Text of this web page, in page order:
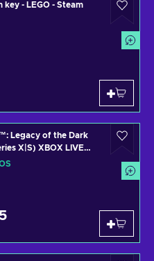
key - LEGO - Steam
Legacy of the Dark
X|S) XBOX LIVE